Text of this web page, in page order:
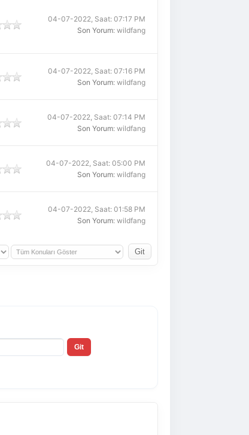
04-07-2022, Saat: 07:17 PM
Son Yorum: wildfang
04-07-2022, Saat: 07:16 PM
Son Yorum: wildfang
04-07-2022, Saat: 07:14 PM
Son Yorum: wildfang
04-07-2022, Saat: 05:00 PM
Son Yorum: wildfang
04-07-2022, Saat: 01:58 PM
Son Yorum: wildfang